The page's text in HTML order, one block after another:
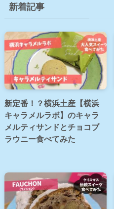
新着記事
新定番！？横浜土産【横浜
キャラメルラボ】のキャラ
メルティサンドとチョコブ
ラウニー食べてみた